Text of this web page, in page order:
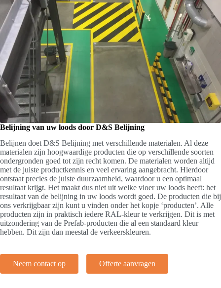
Belijning van uw loods door D&S Belijning
Belijnen doet D&S Belijning met verschillende materialen. Al deze
materialen zijn hoogwaardige producten die op verschillende soorten
ondergronden goed tot zijn recht komen. De materialen worden altijd
met de juiste productkennis en veel ervaring aangebracht. Hierdoor
ontstaat precies de juiste duurzaamheid, waardoor u een optimaal
resultaat krijgt. Het maakt dus niet uit welke vloer uw loods heeft: het
resultaat van de belijning in uw loods wordt goed. De producten die bij
ons verkrijgbaar zijn kunt u vinden onder het kopje ‘producten’. Alle
producten zijn in praktisch iedere RAL-kleur te verkrijgen. Dit is met
uitzondering van de Prefab-producten die al een standaard kleur
hebben. Dit zijn dan meestal de verkeerskleuren.
Neem contact op Offerte aanvragen